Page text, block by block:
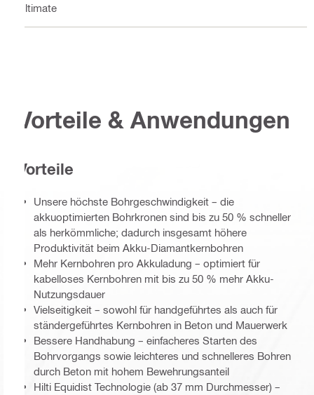
Ultimate
Vorteile & Anwendungen
Vorteile
Unsere höchste Bohrgeschwindigkeit – die
akkuoptimierten Bohrkronen sind bis zu 50 % schneller
als herkömmliche; dadurch insgesamt höhere
Produktivität beim Akku-Diamantkernbohren
Mehr Kernbohren pro Akkuladung – optimiert für
kabelloses Kernbohren mit bis zu 50 % mehr Akku-
Nutzungsdauer
Vielseitigkeit – sowohl für handgeführtes als auch für
ständergeführtes Kernbohren in Beton und Mauerwerk
Bessere Handhabung – einfacheres Starten des
Bohrvorgangs sowie leichteres und schnelleres Bohren
durch Beton mit hohem Bewehrungsanteil
Hilti Equidist Technologie (ab 37 mm Durchmesser) –